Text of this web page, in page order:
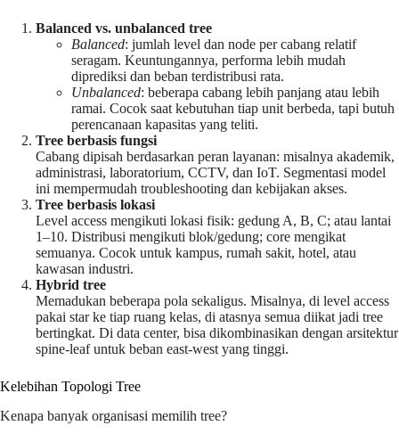
Balanced vs. unbalanced tree
Balanced: jumlah level dan node per cabang relatif
seragam. Keuntungannya, performa lebih mudah
diprediksi dan beban terdistribusi rata.
Unbalanced: beberapa cabang lebih panjang atau lebih
ramai. Cocok saat kebutuhan tiap unit berbeda, tapi butuh
perencanaan kapasitas yang teliti.
Tree berbasis fungsi
Cabang dipisah berdasarkan peran layanan: misalnya akademik,
administrasi, laboratorium, CCTV, dan IoT. Segmentasi model
ini mempermudah troubleshooting dan kebijakan akses.
Tree berbasis lokasi
Level access mengikuti lokasi fisik: gedung A, B, C; atau lantai
1–10. Distribusi mengikuti blok/gedung; core mengikat
semuanya. Cocok untuk kampus, rumah sakit, hotel, atau
kawasan industri.
Hybrid tree
Memadukan beberapa pola sekaligus. Misalnya, di level access
pakai star ke tiap ruang kelas, di atasnya semua diikat jadi tree
bertingkat. Di data center, bisa dikombinasikan dengan arsitektur
spine-leaf untuk beban east-west yang tinggi.
Kelebihan Topologi Tree
Kenapa banyak organisasi memilih tree?